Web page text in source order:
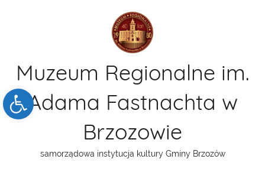
Open toolbar
Muzeum Regionalne im.
Adama Fastnachta w
Brzozowie
samorządowa instytucja kultury Gminy Brzozów